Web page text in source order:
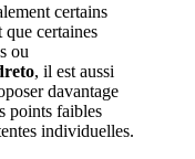
certains
certaines
ou
, il est aussi
davantage
points faibles
individuelles.